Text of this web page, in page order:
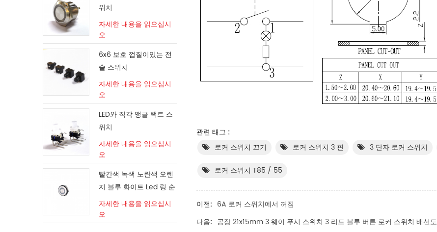
관련 태그 :
로커 스위치 끄기
로커 스위치 3 핀 3 단자 로커 스위치
로커 스위치 T85 / 55
이전: 6A 로커 스위치에서 꺼짐
다음: 공장 21x15mm 3 웨이 푸시 스위치 3 리드 블루 버튼 로커 스위치 배선도
위치
자세한 내용을 읽으십시
오
6x6 보호 껍질이있는 전
술 스위치
자세한 내용을 읽으십시
오
LED와 직각 앵글 택트 스
위치
자세한 내용을 읽으십시
오
빨간색 녹색 노란색 오렌
지 블루 화이트 Led 링 순
간 스위치
자세한 내용을 읽으십시
오